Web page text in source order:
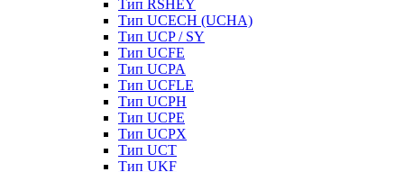
Тип RSHEY
Тип UCECH (UCHA)
Тип UCP / SY
Тип UCFE
Тип UCPA
Тип UCFLE
Тип UCPH
Тип UCPE
Тип UCPX
Тип UCT
Тип UKF